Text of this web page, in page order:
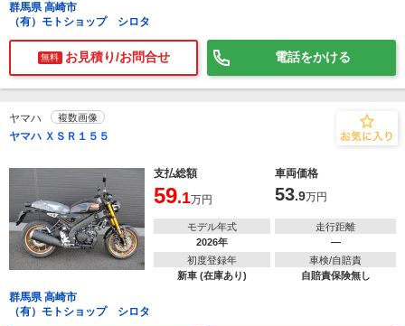
群馬県 高崎市
（有）モトショップ シロタ
無料 お見積り/お問合せ 電話をかける
ヤマハ 複数画像
ヤマハ ＸＳＲ１５５
支払総額 車両価格
59.1万円 53.9万円
モデル年式
2026年
走行距離
―
初度登録年
新車 (在庫あり)
車検/自賠責
自賠責保険無し
群馬県 高崎市
（有）モトショップ シロタ